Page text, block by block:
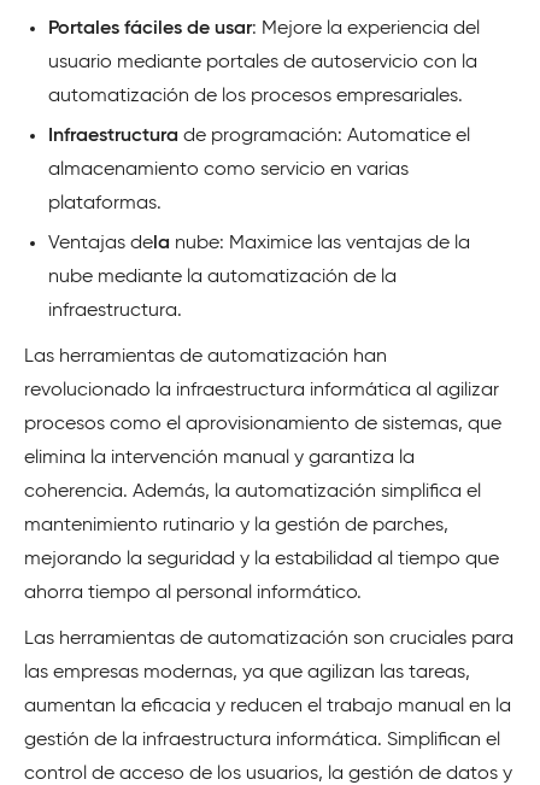
Portales fáciles de usar: Mejore la experiencia del
usuario mediante portales de autoservicio con la
automatización de los procesos empresariales.
Infraestructura de programación: Automatice el
almacenamiento como servicio en varias
plataformas.
Ventajas de la nube: Maximice las ventajas de la
nube mediante la automatización de la
infraestructura.
Las herramientas de automatización han
revolucionado la infraestructura informática al agilizar
procesos como el aprovisionamiento de sistemas, que
elimina la intervención manual y garantiza la
coherencia. Además, la automatización simplifica el
mantenimiento rutinario y la gestión de parches,
mejorando la seguridad y la estabilidad al tiempo que
ahorra tiempo al personal informático.
Las herramientas de automatización son cruciales para
las empresas modernas, ya que agilizan las tareas,
aumentan la eficacia y reducen el trabajo manual en la
gestión de la infraestructura informática. Simplifican el
control de acceso de los usuarios, la gestión de datos y